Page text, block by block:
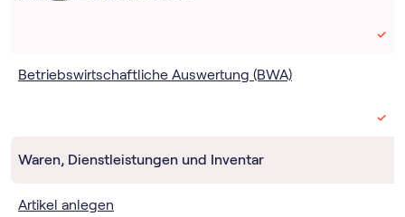
Betriebswirtschaftliche Auswertung (BWA)
Waren, Dienstleistungen und Inventar
Artikel anlegen